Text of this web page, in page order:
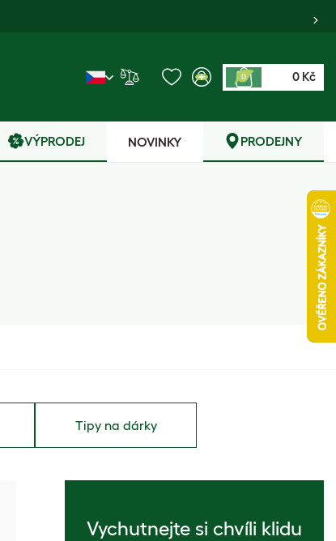
0 0 Kč
VÝPRODEJ NOVINKY PRODEJNY
Tipy na dárky
Vychutnejte si chvíli klidu